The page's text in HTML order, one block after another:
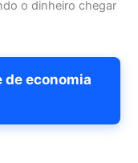
o dinheiro chegar
de economia